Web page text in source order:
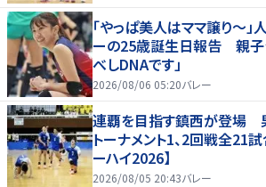
「やっぱ美人はママ譲り～
ーの25歳誕生日報告 親子
べしDNAです」
2026/08/06 05:20バレー
連覇を目指す鎮西が登場
トーナメント1、2回戦全21
ーハイ2026】
2026/08/05 20:43バレー